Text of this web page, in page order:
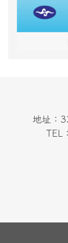
地址：
TEL